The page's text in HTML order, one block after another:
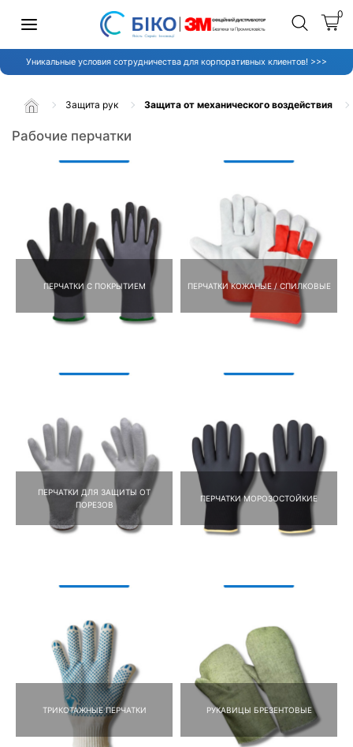
0
Уникальные условия сотрудничества для корпоративных клиентов! >>>
Защита рук Защита от механического воздействия
Рабочие перчатки
ПЕРЧАТКИ С ПОКРЫТИЕМ ПЕРЧАТКИ КОЖАНЫЕ / СПИЛКОВЫЕ
ПЕРЧАТКИ ДЛЯ ЗАЩИТЫ ОТ
ПОРЕЗОВ
ПЕРЧАТКИ МОРОЗОСТОЙКИЕ
ТРИКОТАЖНЫЕ ПЕРЧАТКИ РУКАВИЦЫ БРЕЗЕНТОВЫЕ